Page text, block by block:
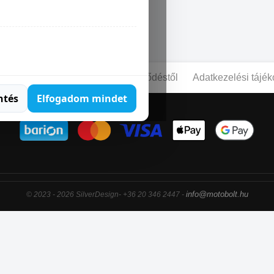
Elfogadom mindet
Elállás a szerződéstől Adatkezelési
© 2023 - 2026 SilverDesign- +36 20 346 2447 - info@motobolt.hu